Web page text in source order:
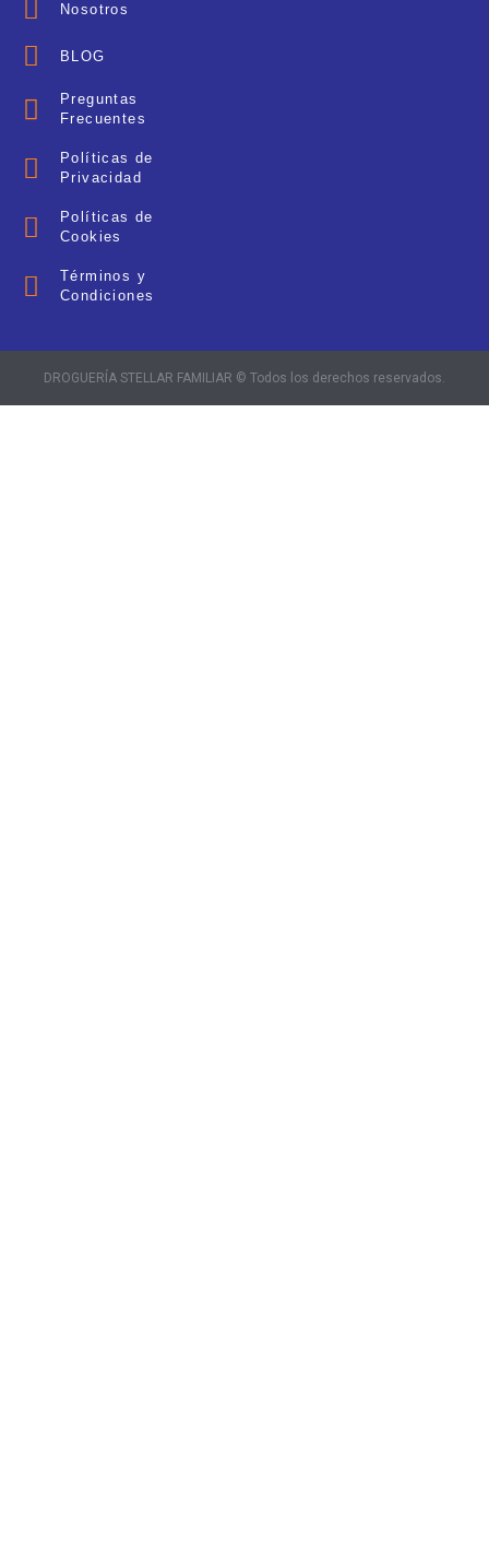
Nosotros
BLOG
Preguntas
Frecuentes
Políticas de
Privacidad
Políticas de
Cookies
Términos y
Condiciones
DROGUERÍA STELLAR FAMILIAR © Todos los derechos reservados.